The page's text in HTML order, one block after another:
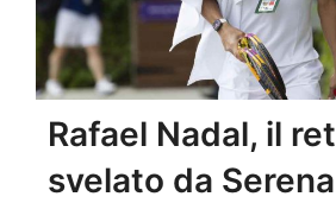
Rafael Nadal, il
svelato da